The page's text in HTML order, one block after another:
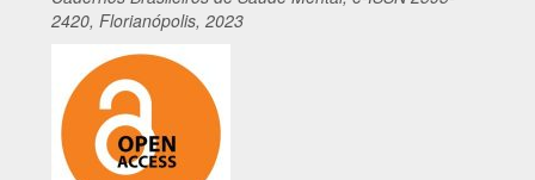
2420, Florianópolis, 2023